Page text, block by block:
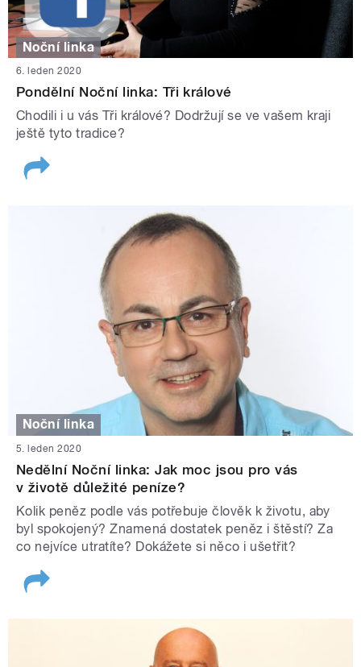
Noční linka
6. leden 2020
Pondělní Noční linka: Tři králové
Chodili i u vás Tři králové? Dodržují se ve vašem kraji
ještě tyto tradice?
Noční linka
5. leden 2020
Nedělní Noční linka: Jak moc jsou pro vás
v životě důležité peníze?
Kolik peněz podle vás potřebuje člověk k životu, aby
byl spokojený? Znamená dostatek peněz i štěstí? Za
co nejvíce utratíte? Dokážete si něco i ušetřit?